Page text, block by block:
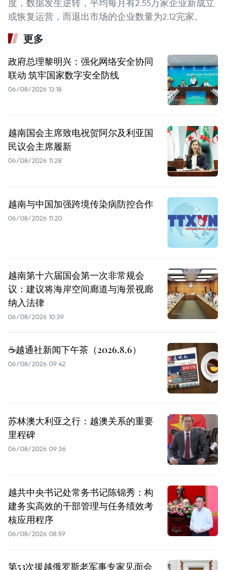
度，数据发生逆转，平均每月有2.55万家企业新成立
或恢复运营，而退出市场的企业数量为2.12完家。
更多
政府总理黎明兴：强化网络安全协同
联动 筑牢国家数字安全防线
06/08/2026 13:18
越南国会主席致电祝贺阿尔及利亚国
民议会主席履新
06/08/2026 11:28
越南与中国加强跨境传染病防控合作
06/08/2026 11:20
越南第十六届国会第一次非常规会
议：建议将海岸空间廊道与海景视廊
纳入法律
06/08/2026 10:39
☕️越通社新闻下午茶（2026.8.6）
06/08/2026 09:42
苏林澳大利亚之行：越澳关系的重要
里程碑
06/08/2026 09:36
越共中央书记处常务书记陈锦秀：构
建务实高效的干部管理与任务绩效考
核应用程序
06/08/2026 08:59
第53次援越俄罗斯老军事专家见面会